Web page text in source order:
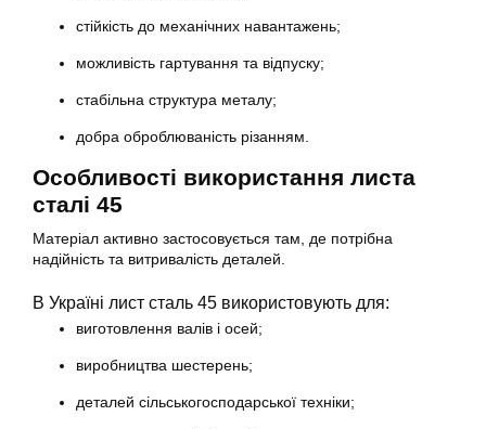
стійкість до механічних навантажень;
можливість гартування та відпуску;
стабільна структура металу;
добра оброблюваність різанням.
Особливості використання листа
сталі 45
Матеріал активно застосовується там, де потрібна
надійність та витривалість деталей.
В Україні лист сталь 45 використовують для:
виготовлення валів і осей;
виробництва шестерень;
деталей сільськогосподарської техніки;